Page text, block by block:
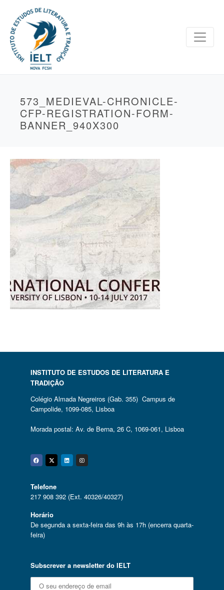
573_MEDIEVAL-CHRONICLE-
CFP-REGISTRATION-FORM-
BANNER_940X300
INSTITUTO DE ESTUDOS DE LITERATURA E
TRADIÇÃO
Colégio Almada Negreiros (Gab. 355) Campus de
Campolide, 1099-085, Lisboa
Morada postal: Av. de Berna, 26 C, 1069-061, Lisboa
Facebook
Twitter
Linkedin
Instagram
Telefone
217 908 392 (Ext. 40326/40327)
Horário
De segunda a sexta-feira das 9h às 17h (encerra quarta-
feira)
Subscrever a newsletter do IELT